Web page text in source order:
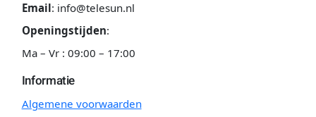
Email: info@telesun.nl
Openingstijden:
Ma – Vr : 09:00 – 17:00
Informatie
Algemene voorwaarden